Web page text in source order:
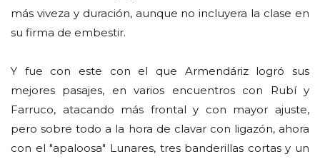
más viveza y duración, aunque no incluyera la clase en
su firma de embestir.
Y fue con este con el que Armendáriz logró sus
mejores pasajes, en varios encuentros con Rubí y
Farruco, atacando más frontal y con mayor ajuste,
pero sobre todo a la hora de clavar con ligazón, ahora
con el "apaloosa" Lunares, tres banderillas cortas y un